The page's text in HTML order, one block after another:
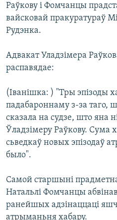
Раўкову і Фомчанцы
вайсковай пракуратураў
Рудэнка.
Адвакат Уладзімера
распавядае:
(Іванішка: ) "Тры эпізоды
падабароннаму з-за таго,
сказала на судзе, што яна
Ўладзімеру Раўкову. Сума
сьведкаў новых эпізодаў
было".
Самой старшыні
Натальлі Фомчанцы
ранейшых адзінаццаці
атрыманьня хабару.